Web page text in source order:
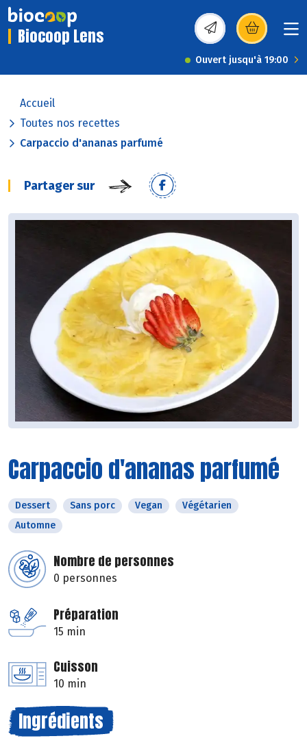
Biocoop Lens (s’ouvre dans une
Ouvert jusqu'à 19:00
Accueil
Toutes nos recettes
Carpaccio d'ananas parfumé
Partager sur
Carpaccio d'ananas parfumé
Dessert Sans porc Vegan
Végétarien
Automne
Nombre de personnes
0 personnes
Préparation
15 min
Cuisson
10 min
Ingrédients